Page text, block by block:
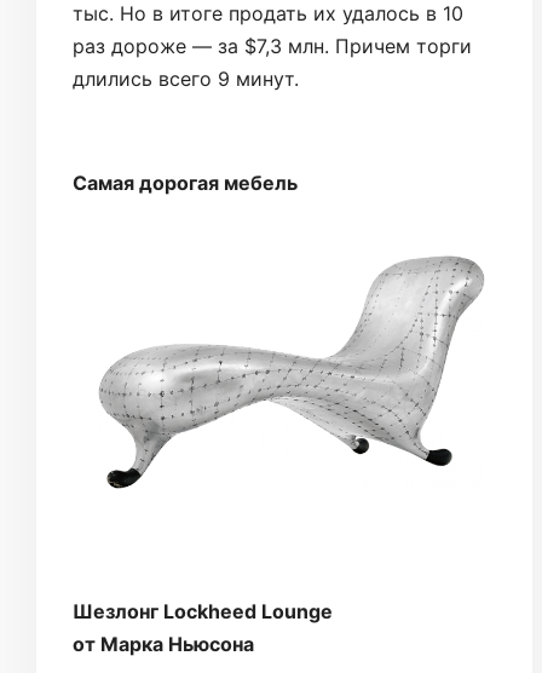
тыс. Но в итоге продать их удалось в 10
раз дороже — за $7,3 млн. Причем торги
длились всего 9 минут.
Самая дорогая мебель
Шезлонг Lockheed Lounge
от Марка Ньюсона